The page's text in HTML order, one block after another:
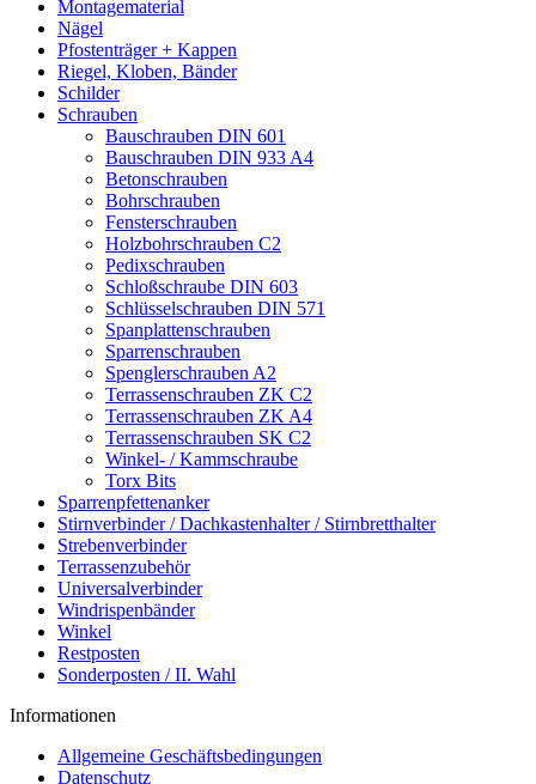
Montagematerial
Nägel
Pfostenträger + Kappen
Riegel, Kloben, Bänder
Schilder
Schrauben
Bauschrauben DIN 601
Bauschrauben DIN 933 A4
Betonschrauben
Bohrschrauben
Fensterschrauben
Holzbohrschrauben C2
Pedixschrauben
Schloßschraube DIN 603
Schlüsselschrauben DIN 571
Spanplattenschrauben
Sparrenschrauben
Spenglerschrauben A2
Terrassenschrauben ZK C2
Terrassenschrauben ZK A4
Terrassenschrauben SK C2
Winkel- / Kammschraube
Torx Bits
Sparrenpfettenanker
Stirnverbinder / Dachkastenhalter / Stirnbretthalter
Strebenverbinder
Terrassenzubehör
Universalverbinder
Windrispenbänder
Winkel
Restposten
Sonderposten / II. Wahl
Informationen
Allgemeine Geschäftsbedingungen
Datenschutz